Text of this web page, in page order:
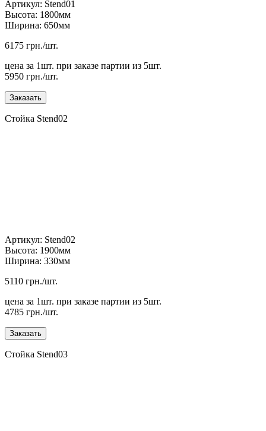
Артикул: Stend01
Высота: 1800мм
Ширина: 650мм
6175 грн./шт.
цена за 1шт. при заказе партии из 5шт.
5950 грн./шт.
Стойка Stend02
Артикул: Stend02
Высота: 1900мм
Ширина: 330мм
5110 грн./шт.
цена за 1шт. при заказе партии из 5шт.
4785 грн./шт.
Стойка Stend03